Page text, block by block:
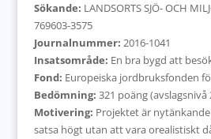
Sökande: LANDSORTS SJÖ- OCH
769603-3575
Journalnummer: 2016-1041
Insatsområde: En bra bygd att
Fond: Europeiska jordbruksfonden
Bedömning: 321 poäng (avslagsnivå
Motivering: Projektet är
satsa högt utan att vara orealistiskt